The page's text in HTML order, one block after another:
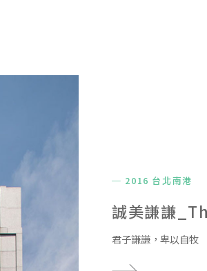
─ 2016 台北南港
誠美謙謙
君子謙謙，卑以自牧